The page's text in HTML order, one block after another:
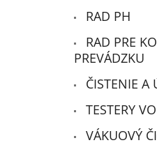
RAD PH
RAD PRE
PREVÁDZKU
ČISTENIE A
TESTERY
VÁKUOVÝ